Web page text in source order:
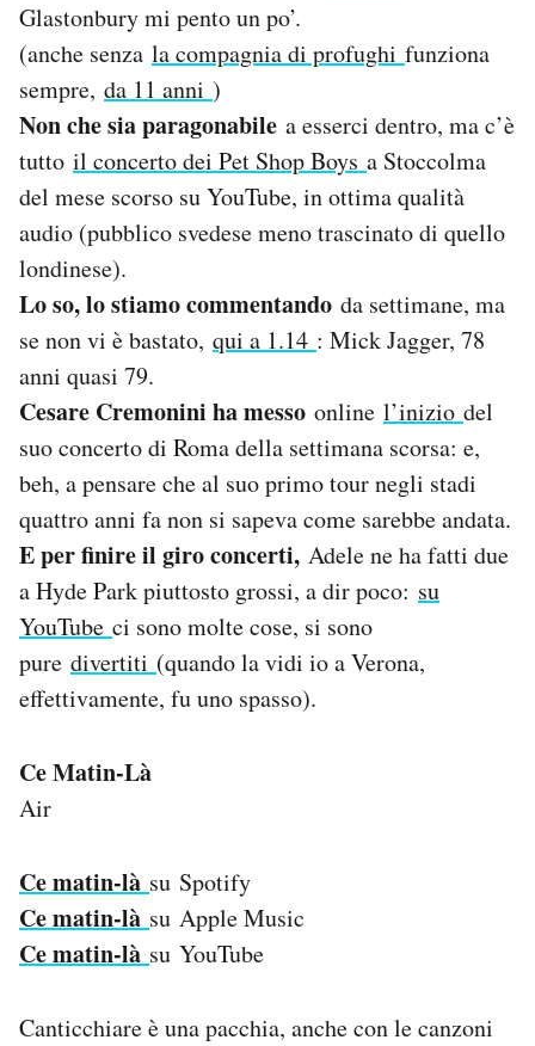
Glastonbury mi pento un po’.
(anche senza la compagnia di profughi funziona
sempre, da 11 anni )
Non che sia paragonabile a esserci dentro, ma c’è
tutto il concerto dei Pet Shop Boys a Stoccolma
del mese scorso su YouTube, in ottima qualità
audio (pubblico svedese meno trascinato di quello
londinese).
Lo so, lo stiamo commentando da settimane, ma
se non vi è bastato, qui a 1.14 : Mick Jagger, 78
anni quasi 79.
Cesare Cremonini ha messo online l’inizio del
suo concerto di Roma della settimana scorsa: e,
beh, a pensare che al suo primo tour negli stadi
quattro anni fa non si sapeva come sarebbe andata.
E per finire il giro concerti, Adele ne ha fatti due
a Hyde Park piuttosto grossi, a dir poco: su
YouTube ci sono molte cose, si sono
pure divertiti (quando la vidi io a Verona,
effettivamente, fu uno spasso).
Ce Matin-Là
Air
Ce matin-là su Spotify
Ce matin-là su Apple Music
Ce matin-là su YouTube
Canticchiare è una pacchia, anche con le canzoni